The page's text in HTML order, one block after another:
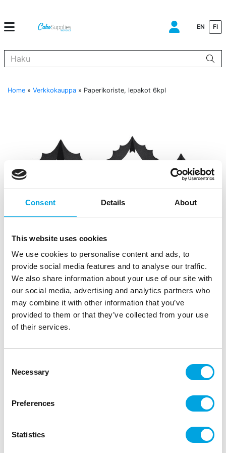
Consent Details About
This website uses cookies
We use cookies to personalise content and ads, to
provide social media features and to analyse our traffic.
We also share information about your use of our site with
our social media, advertising and analytics partners who
may combine it with other information that you’ve
provided to them or that they’ve collected from your use
of their services.
Selection
Necessary
Preferences
Statistics
EN FI
Home » Verkkokauppa » Paperikoriste, lepakot 6kpl
Paperikoriste, lepakot 6kpl
Tuotetunnus (SKU): DNT11 | Tuotemerkki:PARTYDECO |
EAN: 5904555025455
Kuvaus
Paperiset lepakko koristeet voit laittaa roikkumaan
siiman avulla tai kiinnittää seinään esim sinitarran